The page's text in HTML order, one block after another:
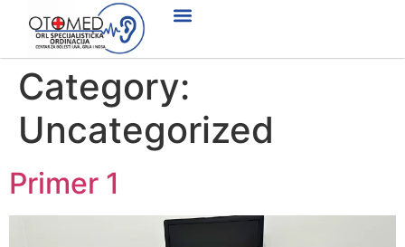
Category:
Uncategorized
Primer 1